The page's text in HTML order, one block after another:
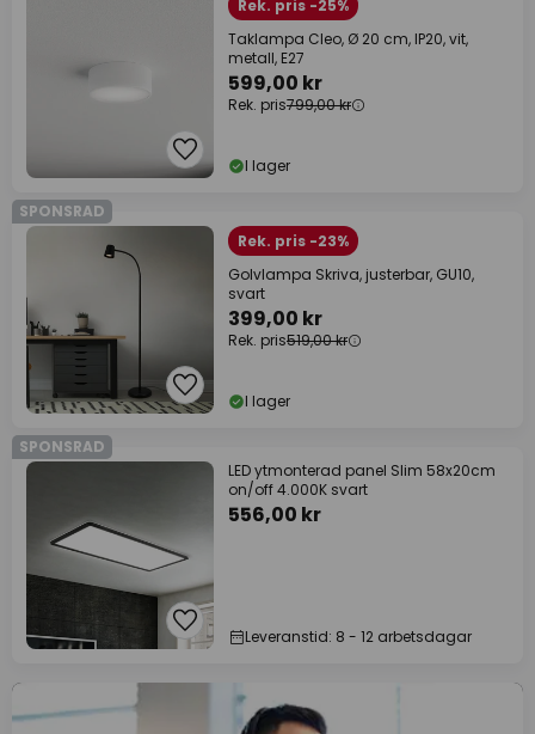
Rek. pris -25%
Taklampa Cleo, Ø 20 cm, IP20, vit,
metall, E27
599,00 kr
Rek. pris799,00 kr
I lager
SPONSRAD
Rek. pris -23%
Golvlampa Skriva, justerbar, GU10,
svart
399,00 kr
Rek. pris519,00 kr
I lager
SPONSRAD
LED ytmonterad panel Slim 58x20cm
on/off 4.000K svart
556,00 kr
Leveranstid: 8 - 12 arbetsdagar